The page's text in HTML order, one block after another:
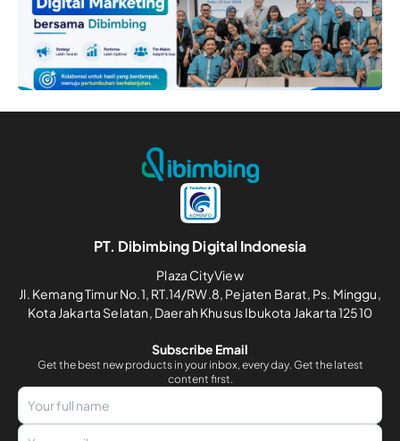
PT. Dibimbing Digital Indonesia
Plaza CityView
Jl. Kemang Timur No.1, RT.14/RW.8, Pejaten Barat, Ps. Minggu,
Kota Jakarta Selatan, Daerah Khusus Ibukota Jakarta 12510
Subscribe Email
Get the best new products in your inbox, every day. Get the latest
content first.